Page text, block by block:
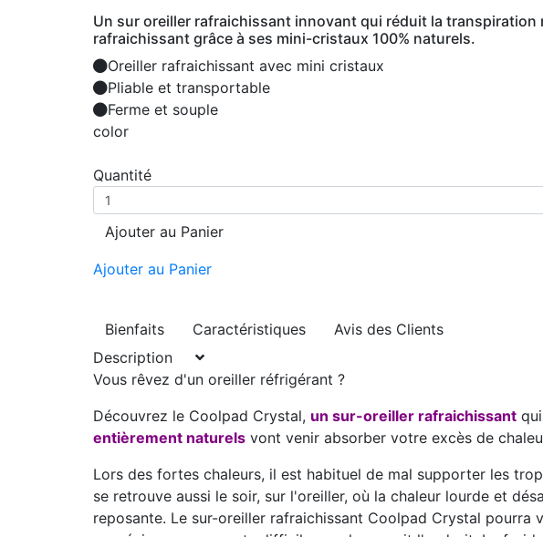
Un sur oreiller rafraichissant innovant qui réduit la
rafraichissant grâce à ses mini-cristaux 100% naturels.
Oreiller rafraichissant avec mini cristaux
Pliable et transportable
Ferme et souple
color
Quantité
Ajouter au Panier
Ajouter au Panier
Bienfaits Caractéristiques
Avis des Clients
Description
Vous rêvez d'un oreiller réfrigérant ?
Découvrez le Coolpad Crystal, un sur-oreiller rafraichissant
entièrement naturels vont venir absorber votre excès de
Lors des fortes chaleurs, il est habituel de mal supporter les
se retrouve aussi le soir, sur l'oreiller, où la chaleur lourde et
reposante. Le sur-oreiller rafraichissant Coolpad Crystal pourra